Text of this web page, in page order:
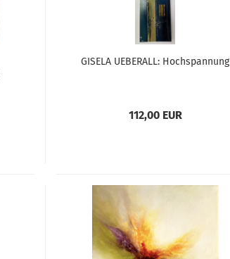
GISELA UEBERALL: Hochspannung
112,00 EUR